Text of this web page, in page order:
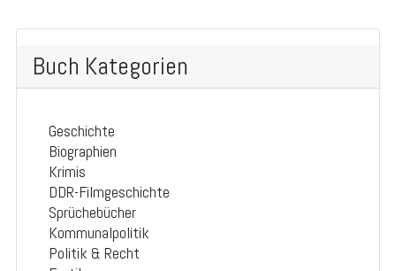
Buch Kategorien
Geschichte
Biographien
Krimis
DDR-Filmgeschichte
Sprüchebücher
Kommunalpolitik
Politik & Recht